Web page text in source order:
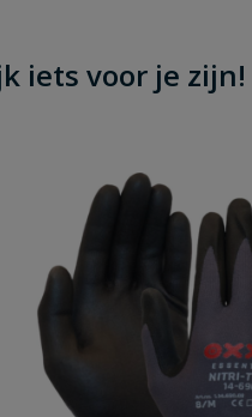
iets voor je zijn!